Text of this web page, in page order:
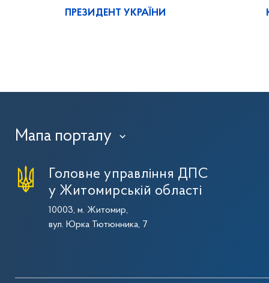
ПРЕЗИДЕНТ УКРАЇНИ
Мапа порталу ›
Головне управління ДПС
у Житомирській області
10003, м. Житомир,
вул. Юрка Тютюнника, 7